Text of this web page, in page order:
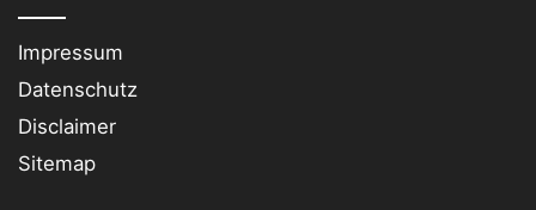
Impressum
Datenschutz
Disclaimer
Sitemap